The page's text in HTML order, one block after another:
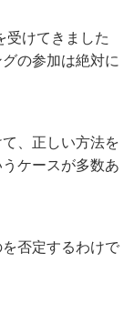
受けてきました
の参加は絶対に
、正しい方法を
ケースが多数あ
否定するわけで